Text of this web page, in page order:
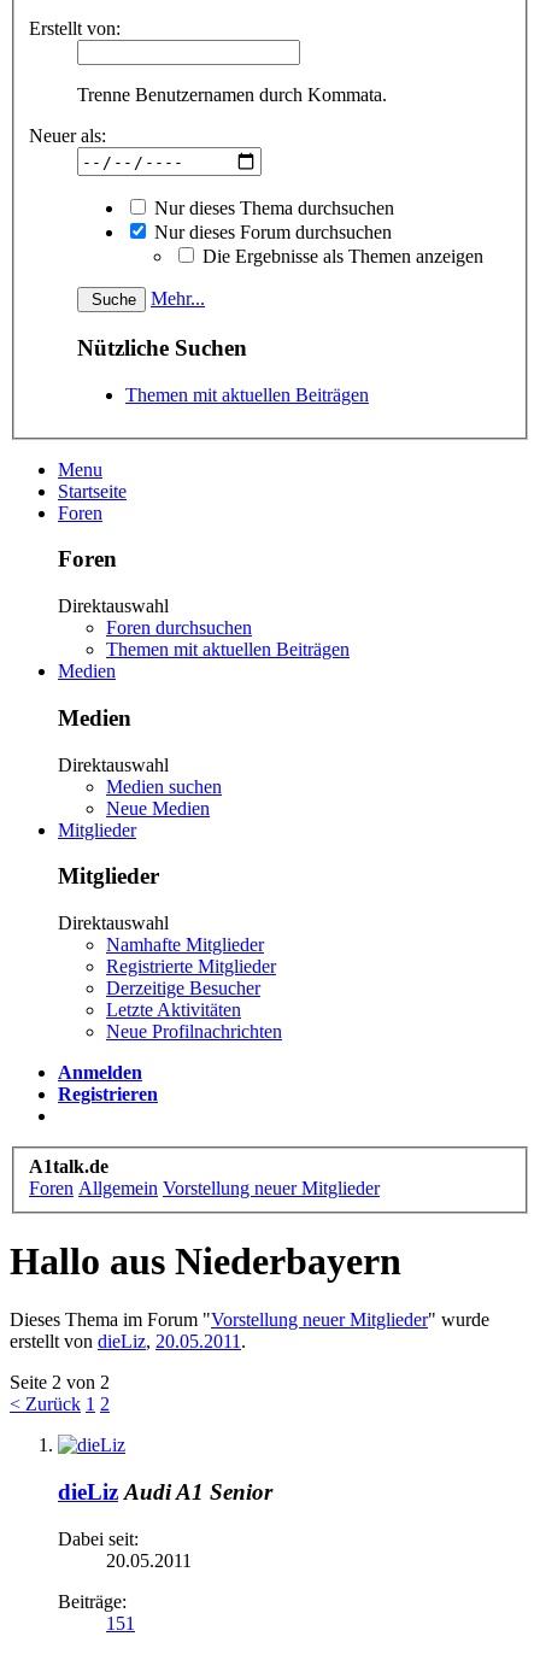
Erstellt von:
Trenne Benutzernamen durch Kommata.
Neuer als:
Nur dieses Thema durchsuchen
Nur dieses Forum durchsuchen
Die Ergebnisse als Themen anzeigen
Mehr...
Nützliche Suchen
Themen mit aktuellen Beiträgen
Menu
Startseite
Foren
Foren
Direktauswahl
Foren durchsuchen
Themen mit aktuellen Beiträgen
Medien
Medien
Direktauswahl
Medien suchen
Neue Medien
Mitglieder
Mitglieder
Direktauswahl
Namhafte Mitglieder
Registrierte Mitglieder
Derzeitige Besucher
Letzte Aktivitäten
Neue Profilnachrichten
Anmelden
Registrieren
A1talk.de
Foren Allgemein Vorstellung neuer Mitglieder
Hallo aus Niederbayern
Dieses Thema im Forum "Vorstellung neuer Mitglieder" wurde
erstellt von dieLiz, 20.05.2011.
Seite 2 von 2
< Zurück 1 2
dieLiz Audi A1 Senior
Dabei seit:
20.05.2011
Beiträge:
151